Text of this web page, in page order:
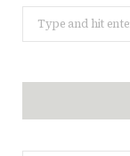
Search
for: